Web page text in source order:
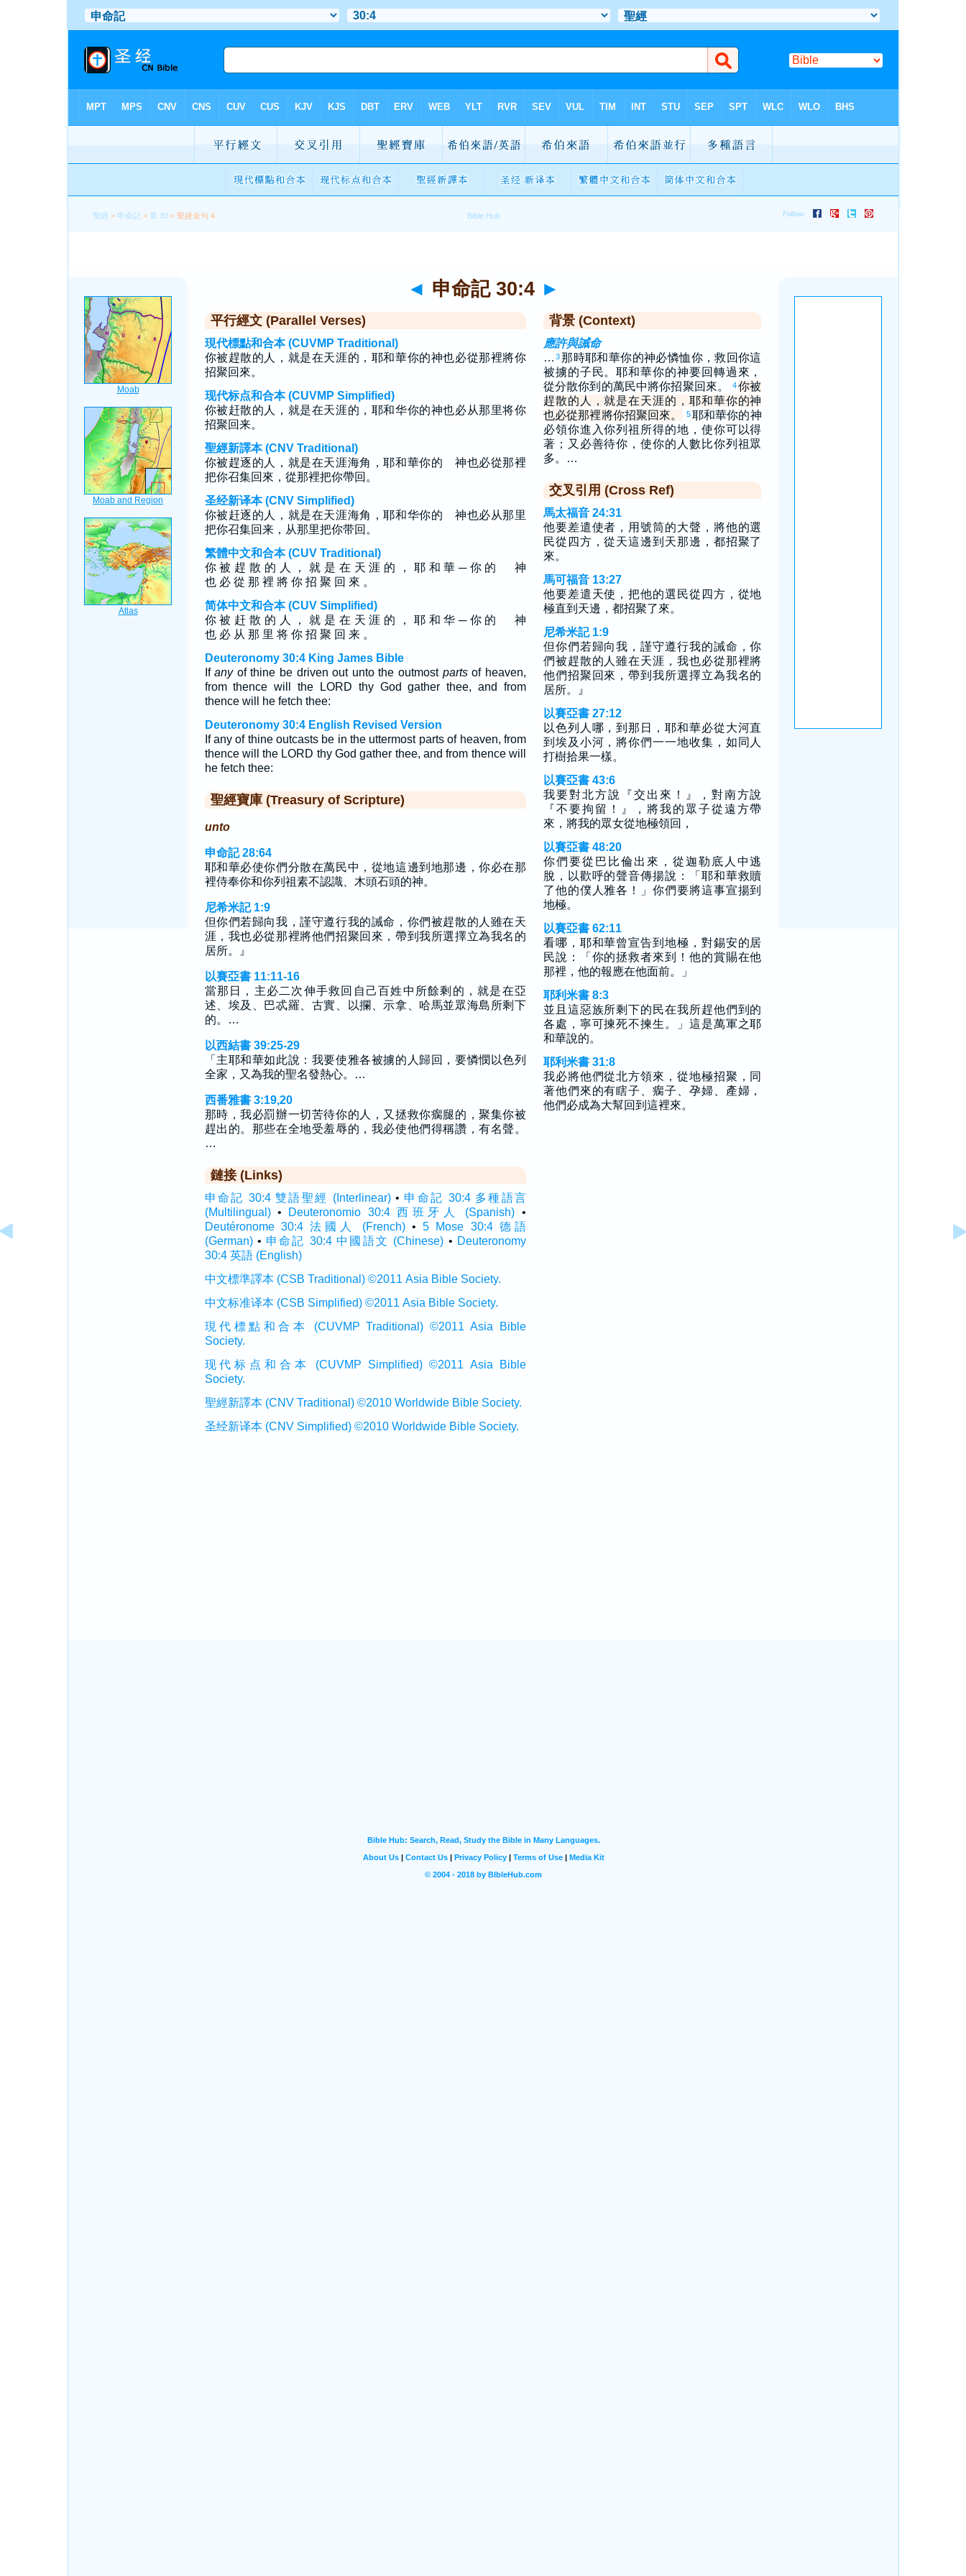
聖經 > 申命記 > 章 30 > 聖經金句 4
◄ 申命記 30:4 ►
平行經文 (Parallel Verses)
現代標點和合本 (CUVMP Traditional)
你被趕散的人，就是在天涯的，耶和華你的神也必從那裡將你
招聚回來。
现代标点和合本 (CUVMP Simplified)
你被赶散的人，就是在天涯的，耶和华你的神也必从那里将你
招聚回来。
聖經新譯本 (CNV Traditional)
你被趕逐的人，就是在天涯海角，耶和華你的 神也必從那裡
把你召集回來，從那裡把你帶回。
圣经新译本 (CNV Simplified)
你被赶逐的人，就是在天涯海角，耶和华你的 神也必从那里
把你召集回来，从那里把你带回。
繁體中文和合本 (CUV Traditional)
你 被 趕 散 的 人 ， 就 是 在 天 涯 的 ， 耶 和 華 ─ 你 的 神
也 必 從 那 裡 將 你 招 聚 回 來 。
简体中文和合本 (CUV Simplified)
你 被 赶 散 的 人 ， 就 是 在 天 涯 的 ， 耶 和 华 ─ 你 的 神
也 必 从 那 里 将 你 招 聚 回 来 。
Deuteronomy 30:4 King James Bible
Ifanyof thine be driven out unto the outmost partsof heaven,
from thence will the LORD thy God gather thee, and from
thence will he fetch thee:
Deuteronomy 30:4 English Revised Version
If any of thine outcasts be in the uttermost parts of heaven, from
thence will the LORD thy God gather thee, and from thence will
he fetch thee:
聖經寶庫 (Treasury of Scripture)
unto
申命記 28:64
耶和華必使你們分散在萬民中，從地這邊到地那邊，你必在那
裡侍奉你和你列祖素不認識、木頭石頭的神。
尼希米記 1:9
但你們若歸向我，謹守遵行我的誡命，你們被趕散的人雖在天
涯，我也必從那裡將他們招聚回來，帶到我所選擇立為我名的
居所。』
以賽亞書 11:11-16
當那日，主必二次伸手救回自己百姓中所餘剩的，就是在亞
述、埃及、巴忒羅、古實、以攔、示拿、哈馬並眾海島所剩下
的。…
以西結書 39:25-29
「主耶和華如此說：我要使雅各被擄的人歸回，要憐憫以色列
全家，又為我的聖名發熱心。…
西番雅書 3:19,20
那時，我必罰辦一切苦待你的人，又拯救你瘸腿的，聚集你被
趕出的。那些在全地受羞辱的，我必使他們得稱讚，有名聲。
…
鏈接 (Links)
申命記 30:4 雙語聖經 (Interlinear)• 申命記 30:4 多種語言
(Multilingual)• Deuteronomio 30:4 西班牙人 (Spanish) •
Deutéronome 30:4 法國人 (French)•5 Mose 30:4 德語
(German)• 申命記 30:4 中國語文 (Chinese) • Deuteronomy
30:4 英語 (English)
中文標準譯本 (CSB Traditional) ©2011 Asia Bible Society.
中文标准译本 (CSB Simplified) ©2011 Asia Bible Society.
現代標點和合本 (CUVMP Traditional) ©2011 Asia Bible
Society.
现代标点和合本 (CUVMP Simplified) ©2011 Asia Bible
Society.
聖經新譯本 (CNV Traditional) ©2010 Worldwide Bible Society.
圣经新译本 (CNV Simplified) ©2010 Worldwide Bible Society.
背景 (Context)
應許與誡命
… 3那時耶和華你的神必憐恤你，救回你這
被擄的子民。耶和華你的神要回轉過來，
從分散你到的萬民中將你招聚回來。
4你被
趕散的人，就是在天涯的，耶和華你的神
也必從那裡將你招聚回來。
5耶和華你的神
必領你進入你列祖所得的地，使你可以得
著；又必善待你，使你的人數比你列祖眾
多。…
交叉引用 (Cross Ref)
馬太福音 24:31
他要差遣使者，用號筒的大聲，將他的選
民從四方，從天這邊到天那邊，都招聚了
來。
馬可福音 13:27
他要差遣天使，把他的選民從四方，從地
極直到天邊，都招聚了來。
尼希米記 1:9
但你們若歸向我，謹守遵行我的誡命，你
們被趕散的人雖在天涯，我也必從那裡將
他們招聚回來，帶到我所選擇立為我名的
居所。』
以賽亞書 27:12
以色列人哪，到那日，耶和華必從大河直
到埃及小河，將你們一一地收集，如同人
打樹拾果一樣。
以賽亞書 43:6
我要對北方說『交出來！』，對南方說
『不要拘留！』，將我的眾子從遠方帶
來，將我的眾女從地極領回，
以賽亞書 48:20
你們要從巴比倫出來，從迦勒底人中逃
脫，以歡呼的聲音傳揚說：「耶和華救贖
了他的僕人雅各！」你們要將這事宣揚到
地極。
以賽亞書 62:11
看哪，耶和華曾宣告到地極，對錫安的居
民說：「你的拯救者來到！他的賞賜在他
那裡，他的報應在他面前。」
耶利米書 8:3
並且這惡族所剩下的民在我所趕他們到的
各處，寧可揀死不揀生。」這是萬軍之耶
和華說的。
耶利米書 31:8
我必將他們從北方領來，從地極招聚，同
著他們來的有瞎子、瘸子、孕婦、產婦，
他們必成為大幫回到這裡來。